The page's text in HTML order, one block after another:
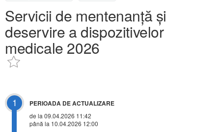
Servicii de mentenanță și
deservire a dispozitivelor
medicale 2026
1 PERIOADA DE ACTUALIZARE
de la 09.04.2026 11:42
până la 10.04.2026 12:00